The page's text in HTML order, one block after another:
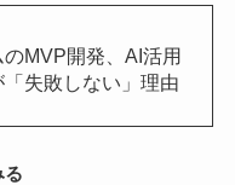
MVP開発、AI活用
「失敗しない」理由
る